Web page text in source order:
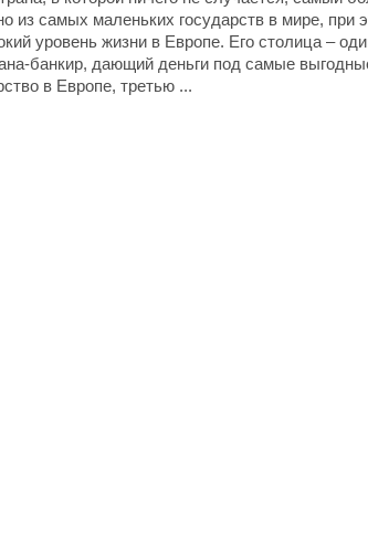
самых маленьких государств в мире, при
уровень жизни в Европе. Его столица –
банкир, дающий деньги под самые
в Европе, третью ...